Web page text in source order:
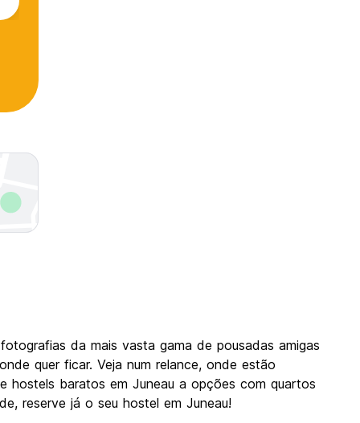
da mais vasta gama de pousadas amigas
quer ficar. Veja num relance, onde estão
hostels baratos em Juneau a opções com quartos
reserve já o seu hostel em Juneau!